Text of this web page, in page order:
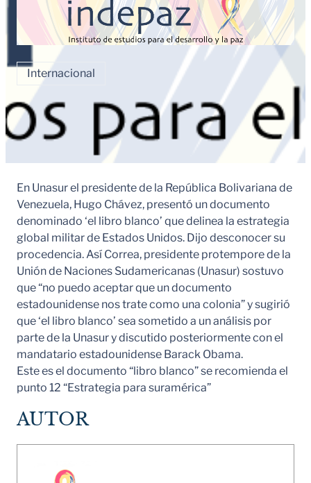
Internacional
En Unasur el presidente de la República Bolivariana de
Venezuela, Hugo Chávez, presentó un documento
denominado ‘el libro blanco’ que delinea la estrategia
global militar de Estados Unidos. Dijo desconocer su
procedencia. Así Correa, presidente protempore de la
Unión de Naciones Sudamericanas (Unasur) sostuvo
que “no puedo aceptar que un documento
estadounidense nos trate como una colonia” y sugirió
que ‘el libro blanco’ sea sometido a un análisis por
parte de la Unasur y discutido posteriormente con el
mandatario estadounidense Barack Obama.
Este es el documento “libro blanco” se recomienda el
punto 12 “Estrategia para suramérica”
AUTOR